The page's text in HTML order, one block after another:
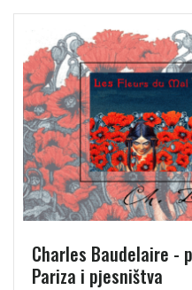
Charles Baudelaire -
Pariza i pjesništva